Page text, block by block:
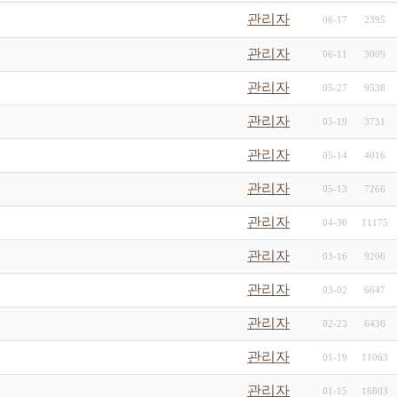
관리자 06-17 2395
관리자 06-11 3009
관리자 05-27 9538
관리자 05-19 3731
관리자 05-14 4016
관리자 05-13 7266
관리자 04-30 11175
관리자 03-16 9206
관리자 03-02 6647
관리자 02-23 6436
관리자 01-19 11063
관리자 01-15 16803